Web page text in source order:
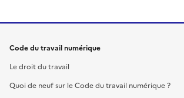
Code du travail numérique
Le droit du travail
Quoi de neuf sur le Code du travail numérique ?